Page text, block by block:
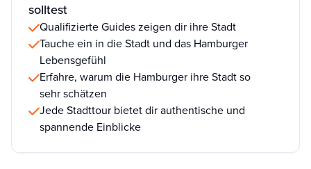
solltest
Qualifizierte Guides zeigen dir ihre Stadt
Tauche ein in die Stadt und das Hamburger
Lebensgefühl
Erfahre, warum die Hamburger ihre Stadt so
sehr schätzen
Jede Stadttour bietet dir authentische und
spannende Einblicke